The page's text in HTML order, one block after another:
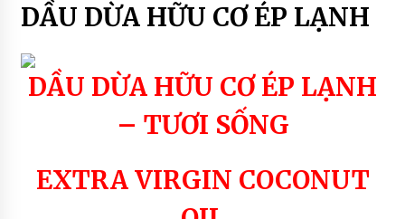
GIA CÔNG SẢN XUẤT SOAP XÀ PHÒNG SINH
DƯỢC – HANDMADE – XÀ PHÒNG THIÊN NHIÊN
DẦU DỪA NGUYÊN CHẤT – RICH COCO
COCO SOAP
7 years ago
DẦU DỪA HỮU CƠ ÉP LẠNH
DẦU DỪA HỮU CƠ ÉP LẠNH
– TƯƠI SỐNG
EXTRA VIRGIN COCONUT